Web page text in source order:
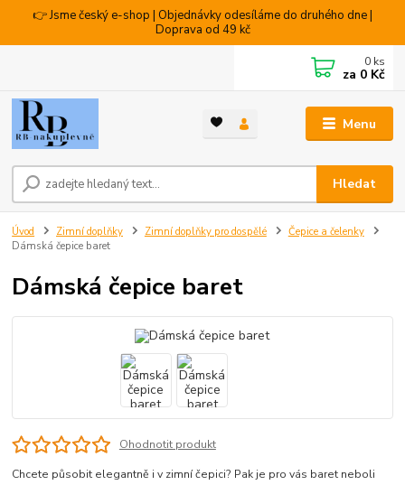
👉 Jsme český e-shop | Objednávky odesíláme do druhého dne |
Doprava od 49 kč
Menu
Hledat
0 ks
za 0 Kč
Úvod Zimní doplňky Zimní doplňky pro dospělé
Čepice a čelenky
Dámská čepice baret
Dámská čepice baret
Ohodnotit produkt
Chcete působit elegantně i v zimní čepici? Pak je pro vás baret neboli